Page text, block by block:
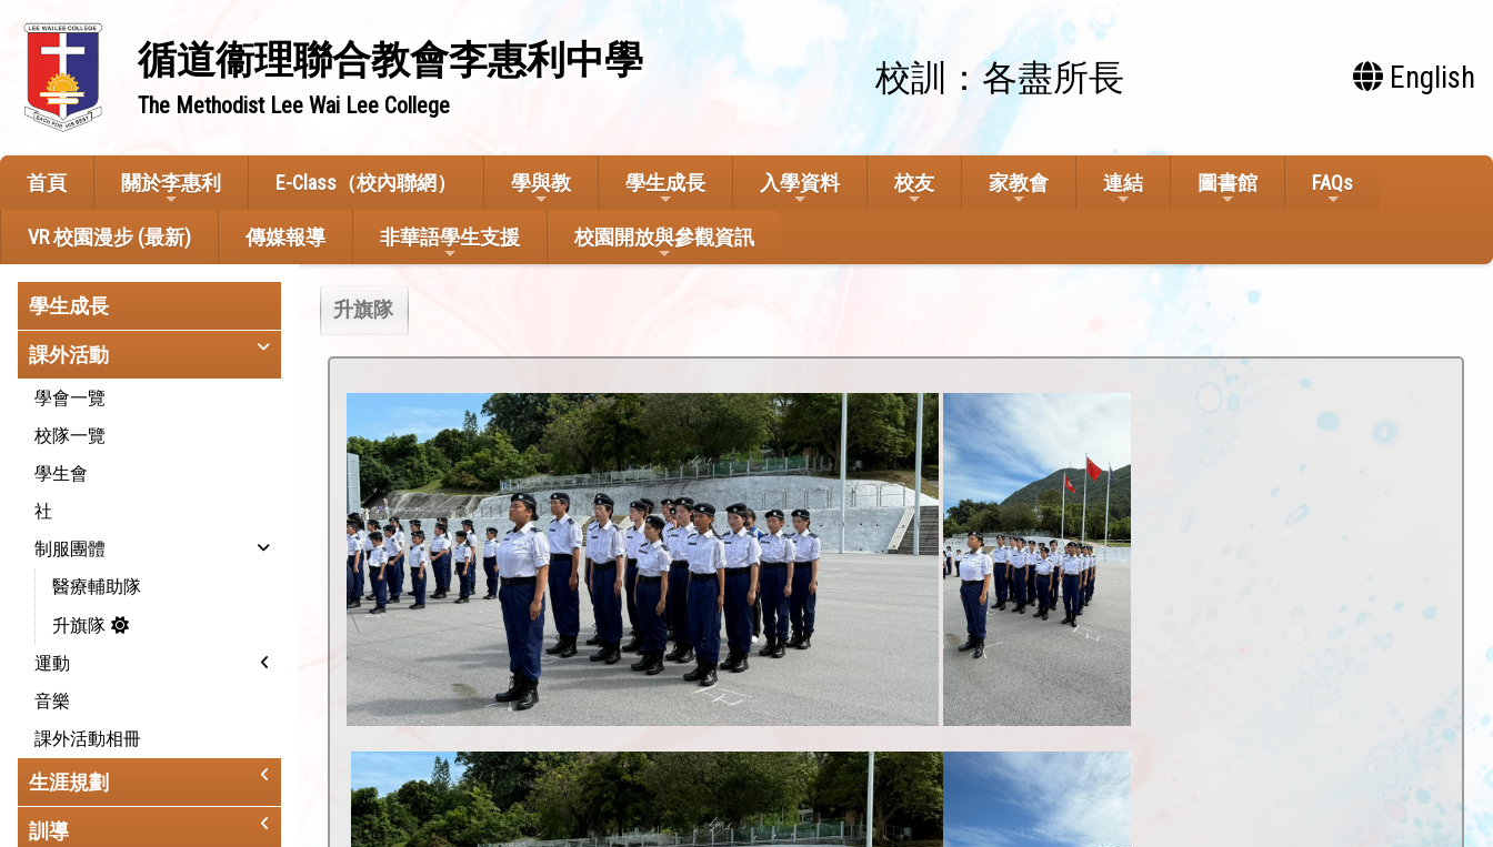
循道衞理聯合教會李惠利中學
The Methodist Lee Wai Lee College
校訓：各盡所長 English
首頁 關於李惠利 E-Class（校內聯網） 學與教 學生成長 入學資料 校友 家教會 連結 圖書館 FAQs
VR 校園漫步 (最新) 傳媒報導 非華語學生支援 校園開放與參觀資訊
學生成長
課外活動
學會一覽
校隊一覽
學生會
社
制服團體
醫療輔助隊
升旗隊
運動
音樂
課外活動相冊
生涯規劃
訓導
升旗隊